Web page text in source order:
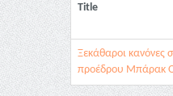
Title
Ξεκάθαροι κανόνες
προέδρου Μπάρακ